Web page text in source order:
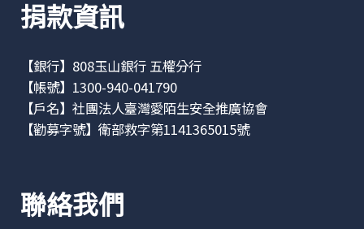
捐款資訊
【銀行】808玉山銀行 五權分行
【帳號】1300-940-041790
【戶名】社團法人臺灣愛陌生安全推廣協會
【勸募字號】衛部救字第1141365015號
聯絡我們